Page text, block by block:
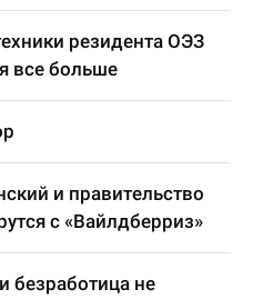
резидента ОЭЗ
все больше
и правительство
с «Вайлдберриз»
безработица не